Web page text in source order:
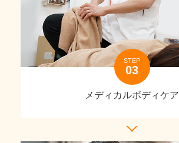
STEP
メディカルボディケア